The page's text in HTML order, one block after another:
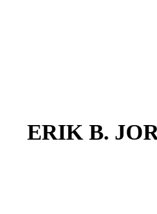
ERIK B.